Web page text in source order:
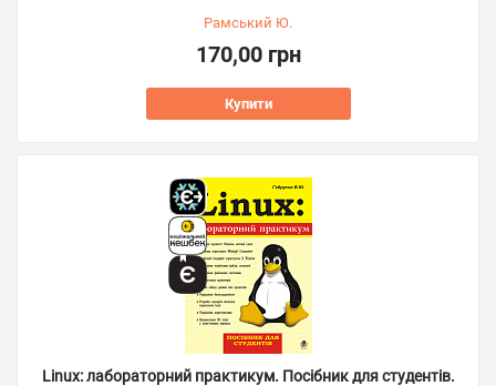
Рамський Ю.
170,00 грн
Купити
Linux: лабораторний практикум. Посібник для студентів.